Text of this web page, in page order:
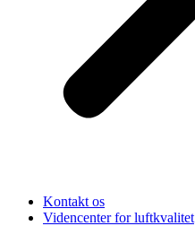
Kontakt os
Videncenter for luftkvalitet